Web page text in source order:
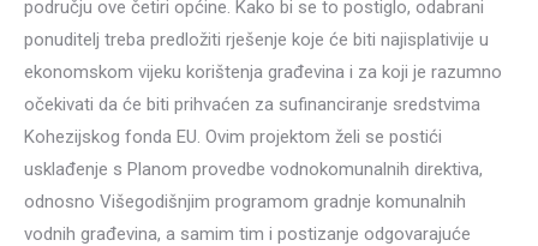
području ove četiri općine. Kako bi se to postiglo, odabrani
ponuditelj treba predložiti rješenje koje će biti najisplativije u
ekonomskom vijeku korištenja građevina i za koji je razumno
očekivati da će biti prihvaćen za sufinanciranje sredstvima
Kohezijskog fonda EU. Ovim projektom želi se postići
usklađenje s Planom provedbe vodnokomunalnih direktiva,
odnosno Višegodišnjim programom gradnje komunalnih
vodnih građevina, a samim tim i postizanje odgovarajuće